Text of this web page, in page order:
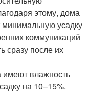
этому, дома
минимальную усадку
коммуникаций
сразу после их
влажность
на 10–15%.